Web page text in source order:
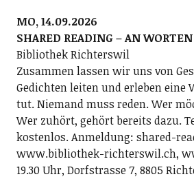
MO, 14.09.2026
SHARED READING – AN
Bibliothek Richterswil
Zusammen lassen wir uns von
Gedichten leiten und erleben eine
tut. Niemand muss reden. Wer
Wer zuhört, gehört bereits dazu.
kostenlos. Anmeldung: shared-
www.bibliothek-richterswil.ch,
19.30 Uhr, Dorfstrasse 7, 8805